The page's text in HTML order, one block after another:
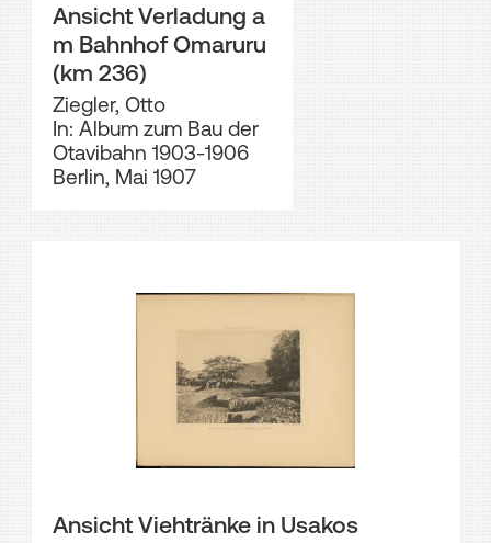
Ansicht Verladung a
m Bahnhof Omaruru
(km 236)
Ziegler, Otto
In: Album zum Bau der
Otavibahn 1903-1906
Berlin, Mai 1907
Ansicht Viehtränke in Usakos